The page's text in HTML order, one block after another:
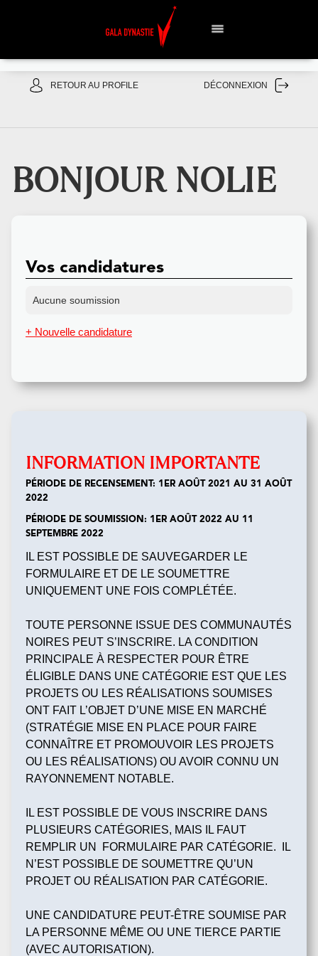
RETOUR AU PROFILE DÉCONNEXION
BONJOURNOLIE
INFORMATION IMPORTANTE
PÉRIODE DE RECENSEMENT: 1ER AOÛT 2021 AU 31 AOÛT
2022
PÉRIODE DE SOUMISSION: 1ER AOÛT 2022 AU 11
SEPTEMBRE 2022
IL EST POSSIBLE DE SAUVEGARDER LE
FORMULAIRE ET DE LE SOUMETTRE
UNIQUEMENT UNE FOIS COMPLÉTÉE.
TOUTE PERSONNE ISSUE DES COMMUNAUTÉS
NOIRES PEUT S’INSCRIRE. LA CONDITION
PRINCIPALE À RESPECTER POUR ÊTRE
ÉLIGIBLE DANS UNE CATÉGORIE EST QUE LES
PROJETS OU LES RÉALISATIONS SOUMISES
ONT FAIT L’OBJET D’UNE MISE EN MARCHÉ
(STRATÉGIE MISE EN PLACE POUR FAIRE
CONNAÎTRE ET PROMOUVOIR LES PROJETS
OU LES RÉALISATIONS) OU AVOIR CONNU UN
RAYONNEMENT NOTABLE.
IL EST POSSIBLE DE VOUS INSCRIRE DANS
PLUSIEURS CATÉGORIES, MAIS IL FAUT
REMPLIR UN FORMULAIRE PAR CATÉGORIE. IL
N’EST POSSIBLE DE SOUMETTRE QU’UN
PROJET OU RÉALISATION PAR CATÉGORIE.
UNE CANDIDATURE PEUT-ÊTRE SOUMISE PAR
LA PERSONNE MÊME OU UNE TIERCE PARTIE
(AVEC AUTORISATION).
Vos candidatures
Aucune soumission
+ Nouvelle candidature